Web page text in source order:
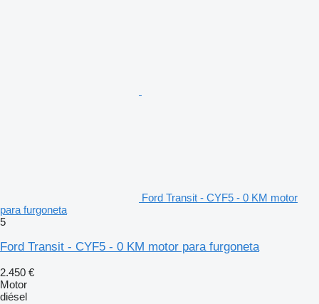
Ford Transit - CYF5 - 0 KM motor
para furgoneta
5
Ford Transit - CYF5 - 0 KM motor para furgoneta
2.450 €
Motor
diésel